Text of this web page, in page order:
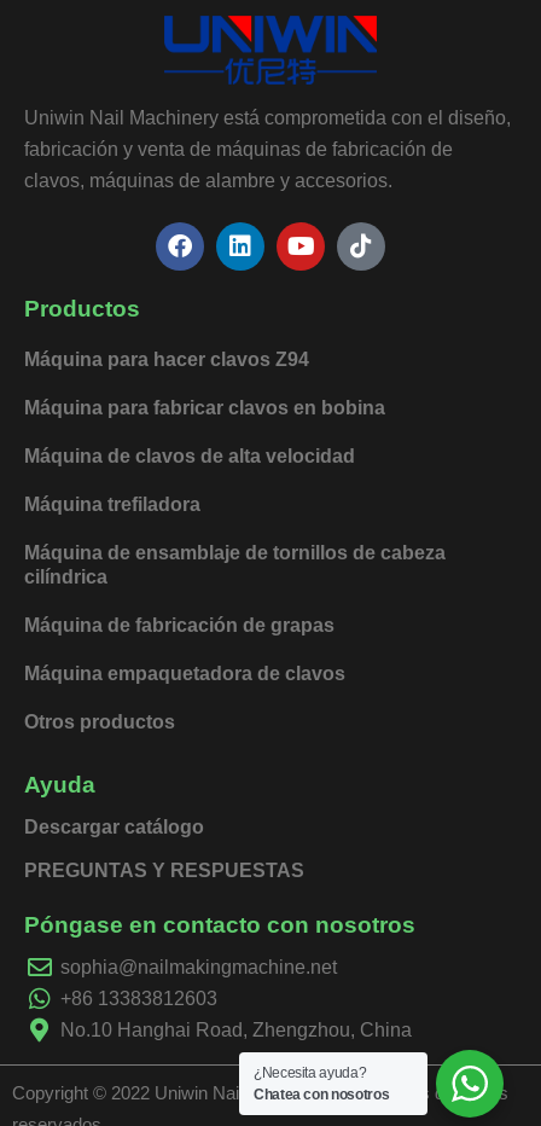
Uniwin Nail Machinery está comprometida con el diseño,
fabricación y venta de máquinas de fabricación de
clavos, máquinas de alambre y accesorios.
F
a
o
k
L
i
d
n
Y
o
b
T
i
Productos
Máquina para hacer clavos Z94
Máquina para fabricar clavos en bobina
Máquina de clavos de alta velocidad
Máquina trefiladora
Máquina de ensamblaje de tornillos de cabeza
cilíndrica
Máquina de fabricación de grapas
Máquina empaquetadora de clavos
Otros productos
Ayuda
Descargar catálogo
PREGUNTAS Y RESPUESTAS
Póngase en contacto con nosotros
sophia@nailmakingmachine.net
+86 13383812603
No.10 Hanghai Road, Zhengzhou, China
Copyright © 2022 Uniwin Nails Machinery | Todos los derechos
¿Necesita ayuda?
Chatea con nosotros